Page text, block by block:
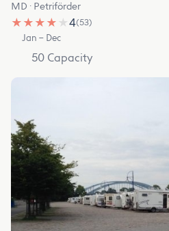
MD · Petriförder
★ ★ ★ ★ ★4(53)
Jan – Dec
50 Capacity